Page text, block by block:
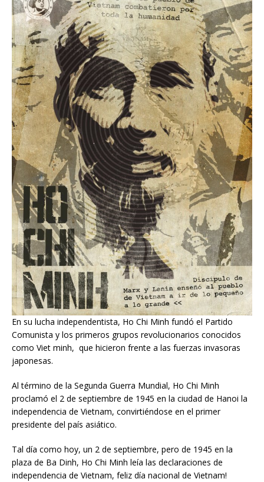
En su lucha independentista, Ho Chi Minh fundó el Partido
Comunista y los primeros grupos revolucionarios conocidos
como Viet minh, que hicieron frente a las fuerzas invasoras
japonesas.
Al término de la Segunda Guerra Mundial, Ho Chi Minh
proclamó el 2 de septiembre de 1945 en la ciudad de Hanoi la
independencia de Vietnam, convirtiéndose en el primer
presidente del país asiático.
Tal día como hoy, un 2 de septiembre, pero de 1945 en la
plaza de Ba Dinh, Ho Chi Minh leía las declaraciones de
independencia de Vietnam, feliz día nacional de Vietnam!